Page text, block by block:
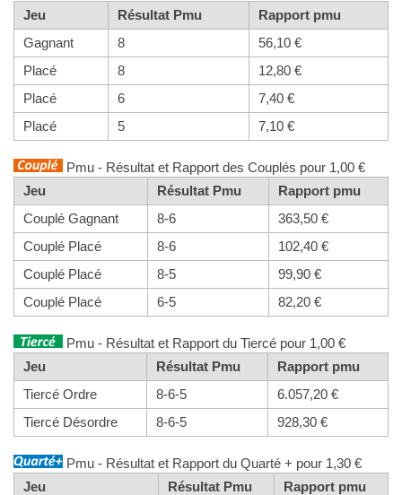
Jeu
Résultat Pmu
Rapport pmu
Gagnant
8
56,10 €
Placé
8
12,80 €
Placé
6
7,40 €
Placé
5 7,10 €
Pmu - Résultat et Rapport des Couplés pour 1,00 €
Jeu
Résultat Pmu
Rapport pmu
Couplé Gagnant
8-6
363,50 €
Couplé Placé
8-6
102,40 €
Couplé Placé
8-5
99,90 €
Couplé Placé
6-5 82,20 €
Pmu - Résultat et Rapport du Tiercé pour 1,00 €
Jeu
Résultat Pmu
Rapport pmu
Tiercé Ordre
8-6-5
6.057,20 €
Tiercé Désordre
8-6-5 928,30 €
Pmu - Résultat et Rapport du Quarté + pour 1,30 €
Jeu
Résultat Pmu
Rapport pmu